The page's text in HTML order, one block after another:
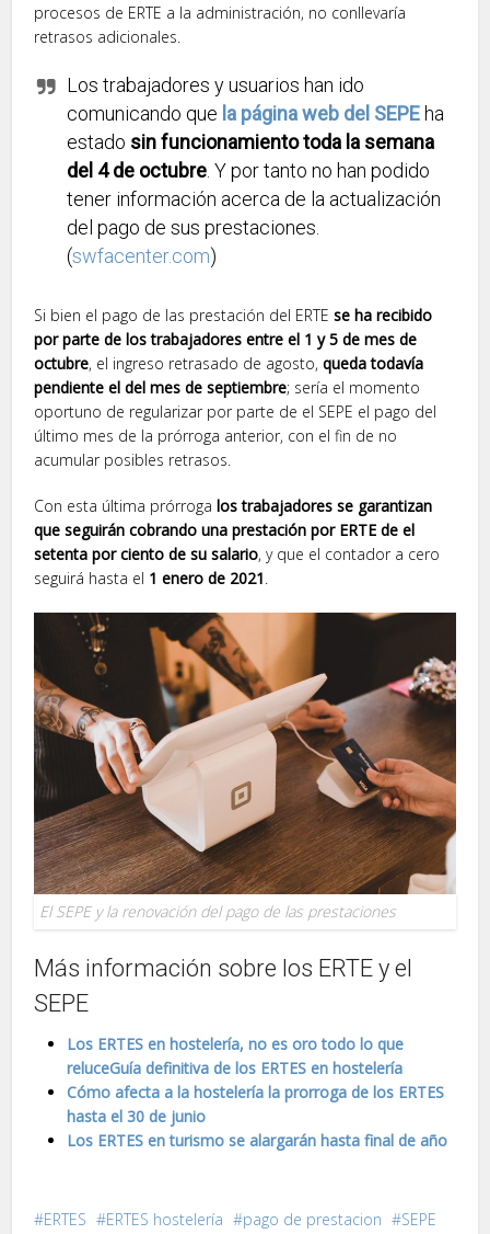
procesos de ERTE a la administración, no conllevaría
retrasos adicionales.
Los trabajadores y usuarios han ido
comunicando que la página web del SEPEha
estado sin funcionamiento toda la semana
del 4 de octubre . Y por tanto no han podido
tener información acerca de la actualización
del pago de sus prestaciones.
(swfacenter.com)
Si bien el pago de las prestación del ERTEse ha recibido
por parte de los trabajadores entre el 1 y 5 de mes de
octubre, el ingreso retrasado de agosto,queda todavía
pendiente el del mes de septiembre; sería el momento
oportuno de regularizar por parte de el SEPE el pago del
último mes de la prórroga anterior, con el fin de no
acumular posibles retrasos.
Con esta última prórroga los trabajadores se garantizan
que seguirán cobrando una prestación por ERTE de el
setenta por ciento de su salario, y que el contador a cero
seguirá hasta el 1 enero de 2021
El SEPE y la renovación del pago de las prestaciones
Más información sobre los ERTE y el
SEPE
Los ERTES en hostelería, no es oro todo lo que
reluceGuía definitiva de los ERTES en hostelería
Cómo afecta a la hostelería la prorroga de los ERTES
hasta el 30 de junio
Los ERTES en turismo se alargarán hasta final de año
ERTES ERTES hostelería pago de prestacion SEPE